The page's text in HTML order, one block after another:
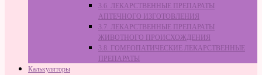
3.6. ЛЕКАРСТВЕННЫЕ ПРЕПАРАТЫ
АПТЕЧНОГО ИЗГОТОВЛЕНИЯ
3.7. ЛЕКАРСТВЕННЫЕ ПРЕПАРАТЫ
ЖИВОТНОГО ПРОИСХОЖДЕНИЯ
3.8. ГОМЕОПАТИЧЕСКИЕ ЛЕКАРСТВЕННЫЕ
ПРЕПАРАТЫ
Калькуляторы